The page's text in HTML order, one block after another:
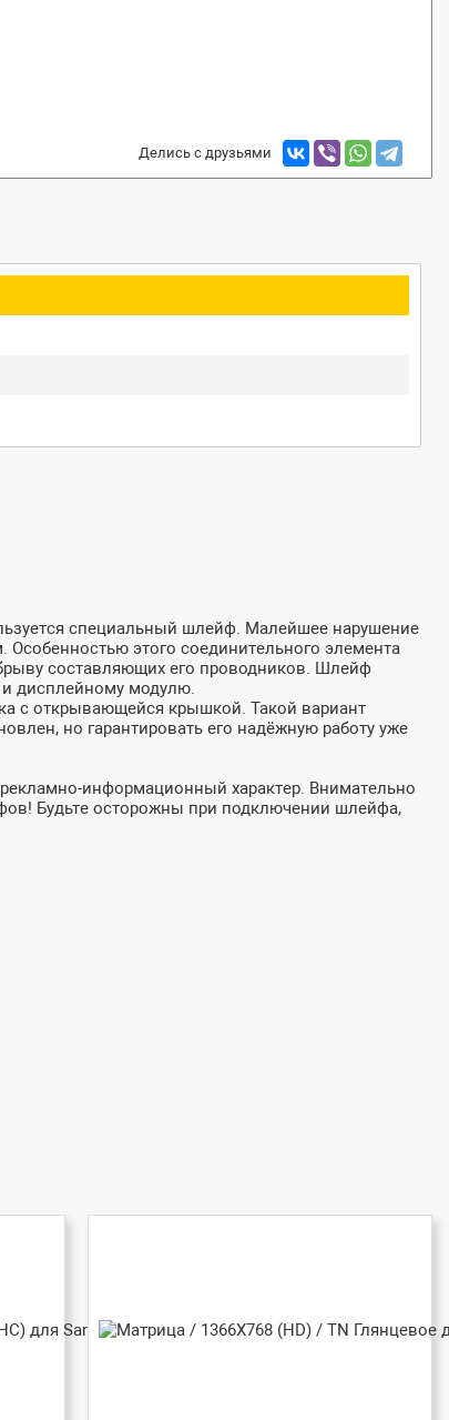
Делись с друзьями
специальный шлейф. Малейшее нарушение
Особенностью этого соединительного элемента
составляющих его проводников. Шлейф
и дисплейному модулю.
с открывающейся крышкой. Такой вариант
но гарантировать его надёжную работу уже
информационный характер. Внимательно
Будьте осторожны при подключении шлейфа,